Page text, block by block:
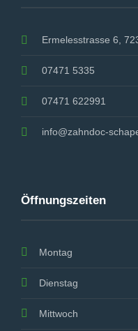
Ermelesstrasse 6,
07471 5335
07471 622991
info@zahndoc-
Öffnungszeiten
Montag
Dienstag
Mittwoch